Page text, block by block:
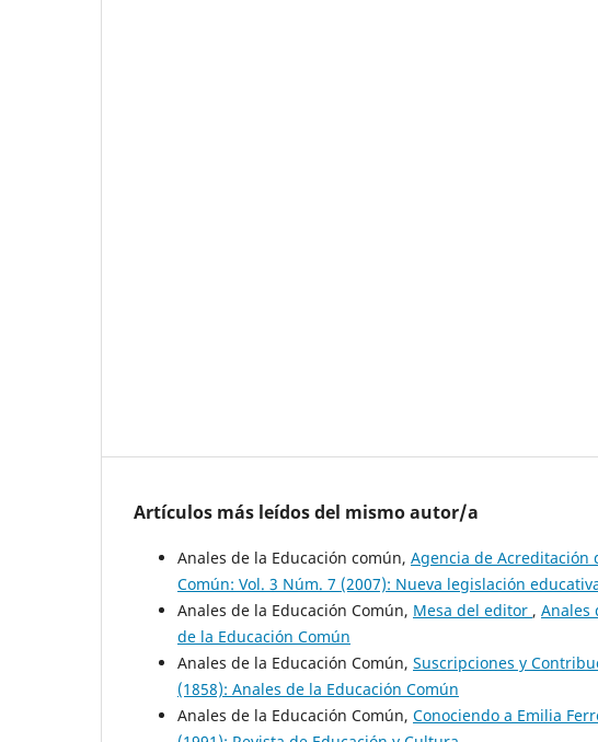
Artículos más leídos del mismo autor/a
Anales de la Educación común, Agencia de Acreditación
Común: Vol. 3 Núm. 7 (2007): Nueva legislación
Anales de la Educación Común, Mesa del editor , Anales
de la Educación Común
Anales de la Educación Común, Suscripciones y
(1858): Anales de la Educación Común
Anales de la Educación Común, Conociendo a Emilia